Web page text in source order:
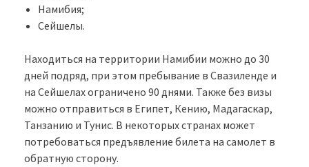
Намибия;
Сейшелы.
Находиться на территории Намибии можно до 30
дней подряд, при этом пребывание в Свазиленде и
на Сейшелах ограничено 90 днями. Также без визы
можно отправиться в Египет, Кению, Мадагаскар,
Танзанию и Тунис. В некоторых странах может
потребоваться предъявление билета на самолет в
обратную сторону.